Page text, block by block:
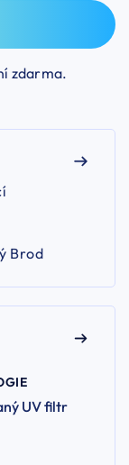
zdarma.
Brod
UV filtr